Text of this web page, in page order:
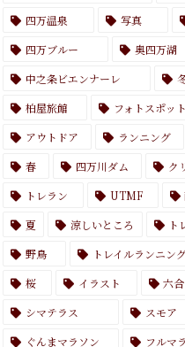
四万温泉
写真
四万ブルー
奥四万湖
中之条ビエンナーレ
柏屋旅館
フォトスポット
アウトドア
ランニング
春
四万川ダム ク
トレラン
UTMF
夏
涼しいところ ト
野鳥
トレイルランニン
桜
イラスト 六合
シマテラス
スモア
ぐんまマラソン
フルマ